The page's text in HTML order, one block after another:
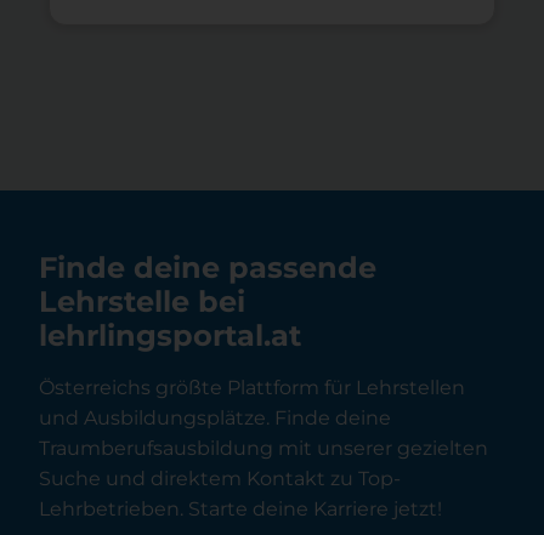
Finde deine passende
Lehrstelle bei
lehrlingsportal.at
Österreichs größte Plattform für Lehrstellen
und Ausbildungsplätze. Finde deine
Traumberufsausbildung mit unserer gezielten
Suche und direktem Kontakt zu Top-
Lehrbetrieben. Starte deine Karriere jetzt!